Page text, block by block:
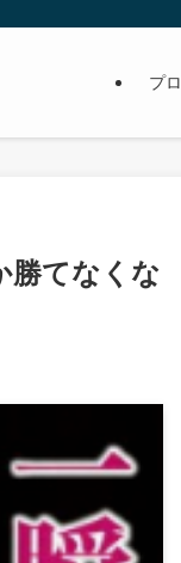
プ
勝てなくな